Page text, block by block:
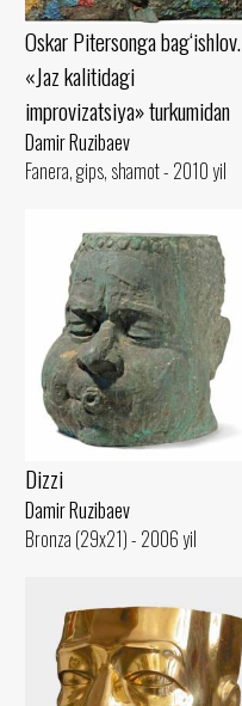
Oskar Pitersonga bag‘ishlov.
«Jaz kalitidagi
improvizatsiya» turkumidan
Damir Ruzibaev
Fanera, gips, shamot - 2010 yil
Dizzi
Damir Ruzibaev
Bronza (29x21) - 2006 yil